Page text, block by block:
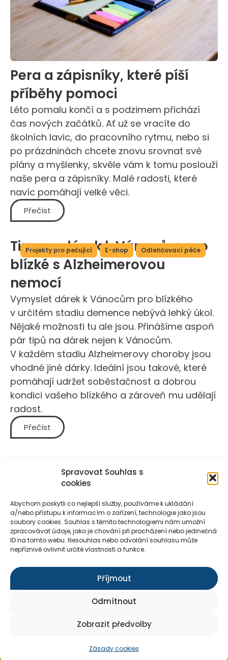
Spravovat Souhlas s
cookies
Abychom poskytli co nejlepší služby, používáme k ukládání
a/nebo přístupu k informacím o zařízení, technologie jako jsou
soubory cookies. Souhlas s těmito technologiemi nám umožní
zpracovávat údaje, jako je chování při procházení nebo jedinečná
ID na tomto webu. Nesouhlas nebo odvolání souhlasu může
nepříznivě ovlivnit určité vlastnosti a funkce.
Příjmout
Odmítnout
Zobrazit předvolby
Zásady cookies
Pera a zápisníky, které píší
příběhy pomoci
Léto pomalu končí a s podzimem přichází
čas nových začátků. Ať už se vracíte do
školních lavic, do pracovního rytmu, nebo si
po prázdninách chcete znovu srovnat své
plány a myšlenky, skvěle vám k tomu poslouží
naše pera a zápisníky. Malé radosti, které
navíc pomáhají velké věci.
Přečíst
Projekty pro pečující E-shop Odlehčovací péče
Tipy na dárek k Vánocům pro
blízké s Alzheimerovou
nemocí
Vymyslet dárek k Vánocům pro blízkého
v určitém stadiu demence nebývá lehký úkol.
Nějaké možnosti tu ale jsou. Přinášíme aspoň
pár tipů na dárek nejen k Vánocům.
V každém stadiu Alzheimerovy choroby jsou
vhodné jiné dárky. Ideální jsou takové, které
pomáhají udržet soběstačnost a dobrou
kondici vašeho blízkého a zároveň mu udělají
radost.
Přečíst
Kontakty E-shop Pro média
Přihlásit k odběru novinek
©2024 developed by webovybalicek.cz